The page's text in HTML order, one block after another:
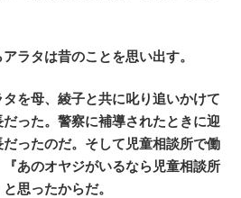
ラタは昔のことを思い出す。
を母、綾子と共に叱り追いかけて
った。警察に補導されたときに迎
ったのだ。そして児童相談所で働
あのオヤジがいるなら児童相談所
思ったからだ。